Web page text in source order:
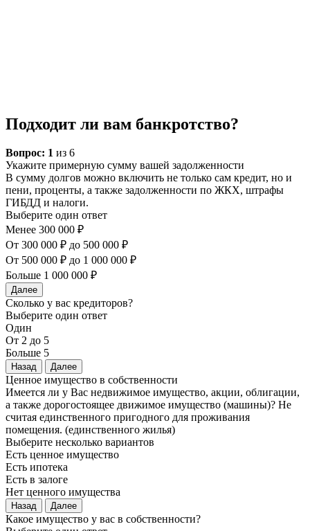
Подходит ли вам банкротство?
Вопрос: 1 из 6
Укажите примерную сумму вашей задолженности
В сумму долгов можно включить не только сам кредит, но и
пени, проценты, а также задолженности по ЖКХ, штрафы
ГИБДД и налоги.
Выберите один ответ
Менее 300 000 ₽
От 300 000 ₽ до 500 000 ₽
От 500 000 ₽ до 1 000 000 ₽
Больше 1 000 000 ₽
Далее
Сколько у вас кредиторов?
Выберите один ответ
Один
От 2 до 5
Больше 5
Назад Далее
Ценное имущество в собственности
Имеется ли у Вас недвижимое имущество, акции, облигации,
а также дорогостоящее движимое имущество (машины)? Не
считая единственного пригодного для проживания
помещения. (единственного жилья)
Выберите несколько вариантов
Есть ценное имущество
Есть ипотека
Есть в залоге
Нет ценного имущества
Назад Далее
Какое имущество у вас в собственности?